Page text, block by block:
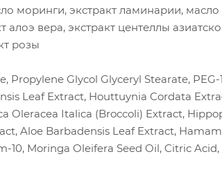
моринги, экстракт ламинарии,
алоэ вера, экстракт центеллы
розы
Glycol Glyceryl Stearate,
Leaf Extract, Houttuynia Cordata
Oleracea Italica (Broccoli) Extract,
Aloe Barbadensis Leaf Extract,
Moringa Oleifera Seed Oil, Citric